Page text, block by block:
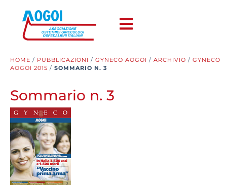
HOME / PUBBLICAZIONI / GYNECO AOGOI / ARCHIVIO / GYNECO
AOGOI 2015 / SOMMARIO N. 3
Sommario n. 3